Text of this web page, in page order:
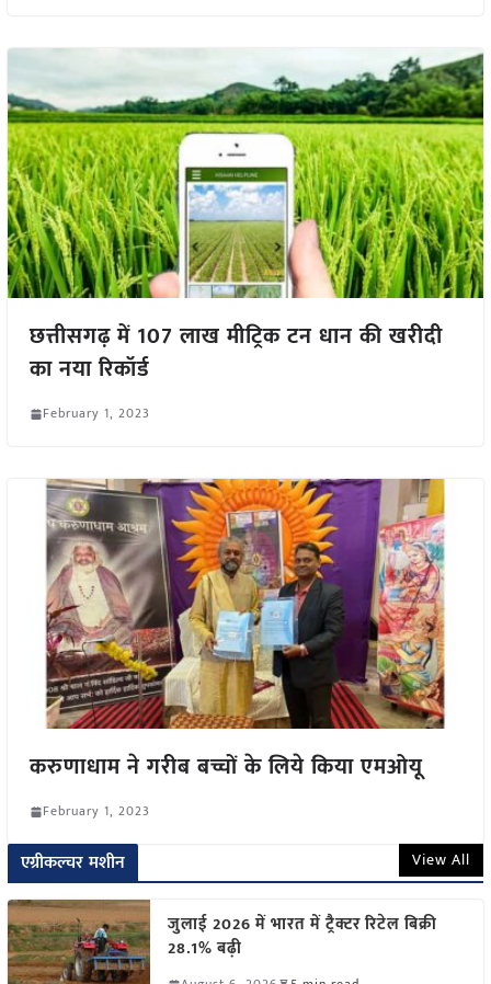
छत्तीसगढ़ में 107 लाख मीट्रिक टन धान की खरीदी
का नया रिकॉर्ड
February 1, 2023
करुणाधाम ने गरीब बच्चों के लिये किया एमओयू
February 1, 2023
एग्रीकल्चर मशीन View All
जुलाई 2026 में भारत में ट्रैक्टर रिटेल बिक्री
28.1% बढ़ी